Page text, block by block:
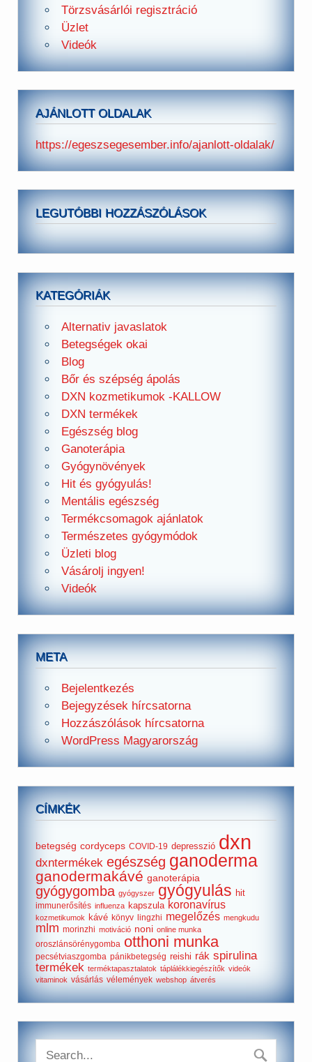
Törzsvásárlói regisztráció
Üzlet
Videók
AJÁNLOTT OLDALAK
https://egeszsegesember.info/ajanlott-oldalak/
LEGUTÓBBI HOZZÁSZÓLÁSOK
KATEGÓRIÁK
Alternativ javaslatok
Betegségek okai
Blog
Bőr és szépség ápolás
DXN kozmetikumok -KALLOW
DXN termékek
Egészség blog
Ganoterápia
Gyógynövények
Hit és gyógyulás!
Mentális egészség
Termékcsomagok ajánlatok
Természetes gyógymódok
Üzleti blog
Vásárolj ingyen!
Videók
META
Bejelentkezés
Bejegyzések hírcsatorna
Hozzászólások hírcsatorna
WordPress Magyarország
CÍMKÉK
betegség cordyceps COVID-19 depresszió dxn
dxntermékek egészség ganoderma
ganodermakávé ganoterápia
gyógygomba gyógyszer gyógyulás hit
immunerősítés influenza kapszula koronavírus
kozmetikumok kávé könyv lingzhi megelőzés mengkudu
mlm morinzhi motiváció noni online munka
oroszlánsörénygomba otthoni munka
pecsétviaszgomba pánikbetegség reishi rák spirulina
termékek terméktapasztalatok táplálékkiegészítők videók
vitaminok vásárlás vélemények webshop átverés